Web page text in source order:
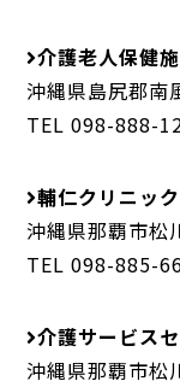
介護老人保健
沖縄県島尻郡南
TEL 098-888-
輔仁クリニック
沖縄県那覇市松
TEL 098-885-
介護サービス
沖縄県那覇市松